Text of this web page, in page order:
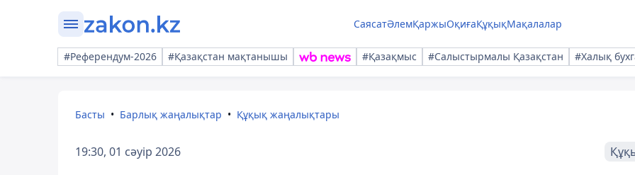
СаясатӘлемҚаржыОқиғаҚұқықМақалалар
#Референдум-2026 #Қазақстан мақтанышы #Қазақмыс #Салыстырмалы Қазақстан #Халық
Басты Барлық жаңалықтар Құқық жаңалықтары
19:30, 01 сәуір 2026